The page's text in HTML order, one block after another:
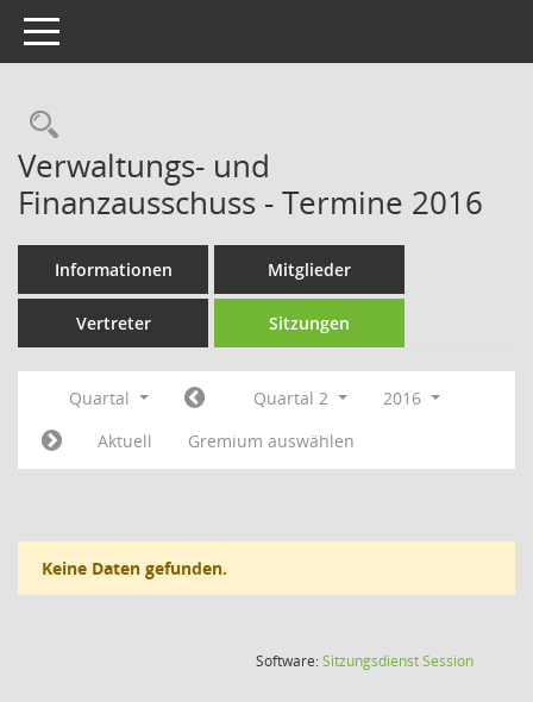
Toggle navigation
Rechercheauswahl
Verwaltungs- und
Finanzausschuss - Termine 2016
Informationen Mitglieder
Vertreter Sitzungen
Quartal Quartal 2
2016
Aktuell
Gremium auswählen
Keine Daten gefunden.
Software:SitzungsdienstSession(Wird in